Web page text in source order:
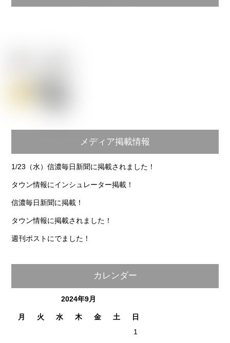
メディア掲載情報
1/23（水）信濃毎日新聞に掲載されました！
タウン情報にインシュレーター掲載！
信濃毎日新聞に掲載！
タウン情報に掲載されました！
週刊ポストにでました！
カレンダー
2024年9月
月 火 水 木 金 土
日
1